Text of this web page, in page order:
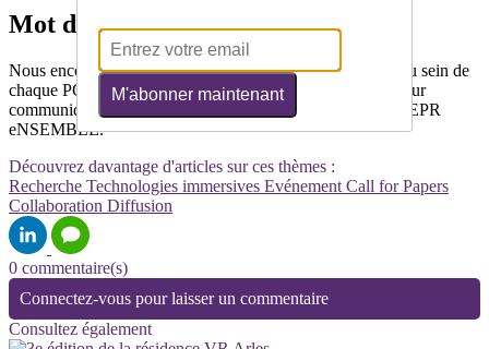
Mot des directeurs
Nous encourageons toute la communauté à se mobiliser (au sein de
chaque PC, entre PC ainsi qu’entre PC et projets ANR) pour
communiquer sur et valoriser le travail réalisé au sein du PEPR
eNSEMBLE.
Découvrez davantage d'articles sur ces thèmes :
Recherche Technologies immersives Evénement Call for Papers
Collaboration Diffusion
0 commentaire(s)
Connectez-vous pour laisser un commentaire
Consultez également
M'abonner maintenant